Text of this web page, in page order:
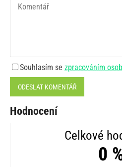
Souhlasím se zpracováním
ODESLAT KOMENTÁŘ
Hodnocení
Celkové
0